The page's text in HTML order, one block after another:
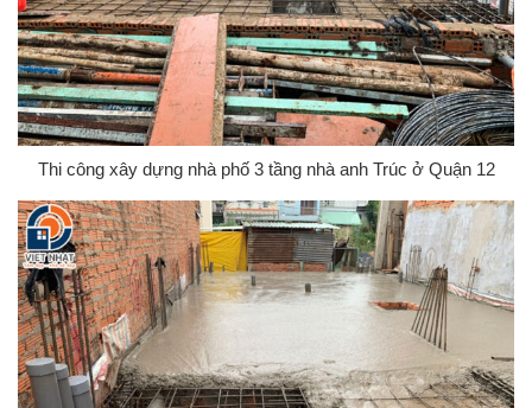
Thi công xây dựng nhà phố 3 tầng nhà anh Trúc ở Quận 12